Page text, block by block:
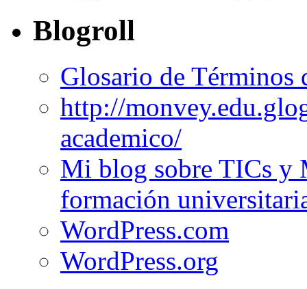
Blogroll
Glosario de Términos
http://
academico/
Mi blog sobre TICs y
formación
WordPress.com
WordPress.org